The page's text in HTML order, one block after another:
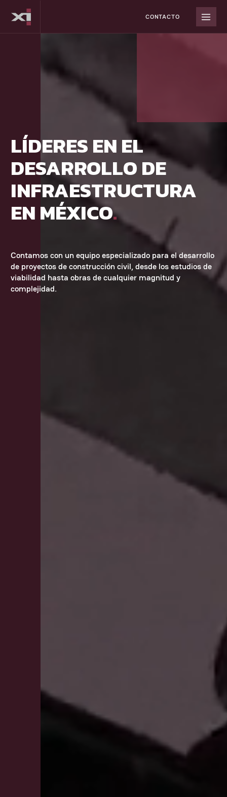
contenido
CONTACTO
LÍDERES EN EL
DESARROLLO DE
INFRAESTRUCTURA
EN MÉXICO.
Contamos con un equipo especializado para el desarrollo
de proyectos de construcción civil, desde los estudios de
viabilidad hasta obras de cualquier magnitud y
complejidad.